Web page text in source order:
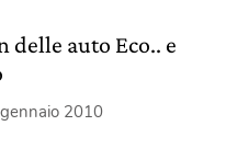
delle auto Eco.. e
2010